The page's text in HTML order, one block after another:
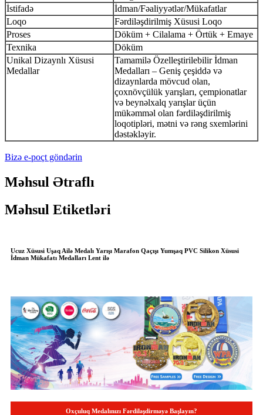
İstifadə
İdman/Fəaliyyətlər/Mükafatlar
Loqo
Fərdiləşdirilmiş Xüsusi Loqo
Proses
Döküm + Cilalama + Örtük + Emaye
Texnika
Döküm
Unikal Dizaynlı Xüsusi
Medallar
Tamamilə Özelleştirilebilir İdman
Medalları – Geniş çeşiddə və
dizaynlarda mövcud olan,
çoxnövçülük yarışları, çempionatlar
və beynəlxalq yarışlar üçün
mükəmməl olan fərdiləşdirilmiş
loqotipləri, mətni və rəng sxemlərini
dəstəkləyir.
Bizə e-poçt göndərin
Məhsul Ətraflı
Məhsul Etiketləri
Ucuz Xüsusi Uşaq Ailə Medalı Yarışı Marafon Qaçışı Yumşaq PVC Silikon Xüsusi
İdman Mükafatı Medalları Lent ilə
Oxçuluq Medalınızı Fərdiləşdirməyə Başlayın?